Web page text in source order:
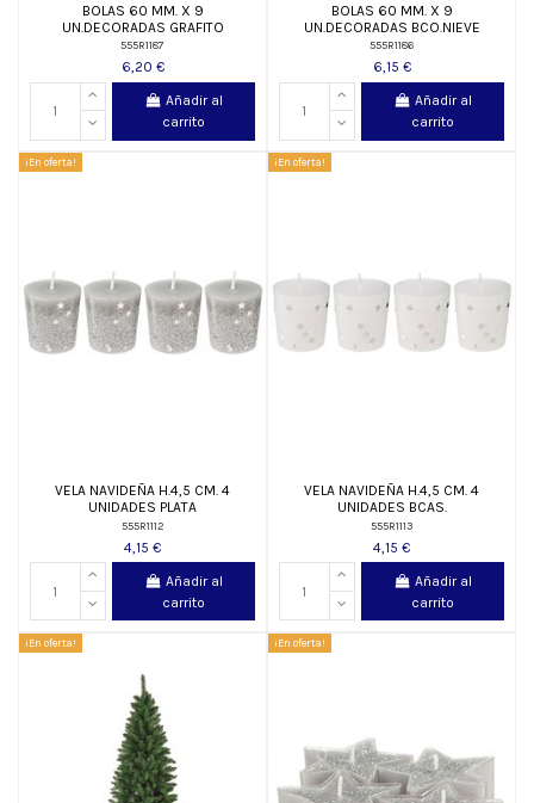
BOLAS 60 MM. X 9
UN.DECORADAS GRAFITO
555R1187
6,20 €
Añadir al
carrito
BOLAS 60 MM. X 9
UN.DECORADAS BCO.NIEVE
555R1186
6,15 €
Añadir al
carrito
¡En oferta!
VELA NAVIDEÑA H.4,5 CM. 4
UNIDADES PLATA
555R1112
4,15 €
Añadir al
carrito
¡En oferta!
VELA NAVIDEÑA H.4,5 CM. 4
UNIDADES BCAS.
555R1113
4,15 €
Añadir al
carrito
¡En oferta! ¡En oferta!